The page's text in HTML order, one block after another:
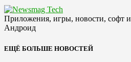
Приложения, игры, новости, софт и
Андроид
ЕЩЁ БОЛЬШЕ НОВОСТЕЙ